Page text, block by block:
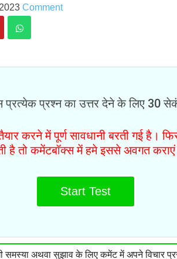
Comment
प्रश्न का उत्तर देने के लिए 30
करने में पूर्ण सावधानी बरती गई है।
है तो कमेंटबॉक्स में हमे इससे अवगत
Start Test
समस्या अथवा सुझाव के लिए कमेंट में अपने विचार